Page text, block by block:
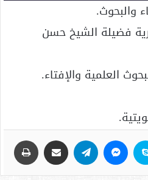
والبحوث.
فضيلة الشيخ حسن
العلمية والإفتاء.